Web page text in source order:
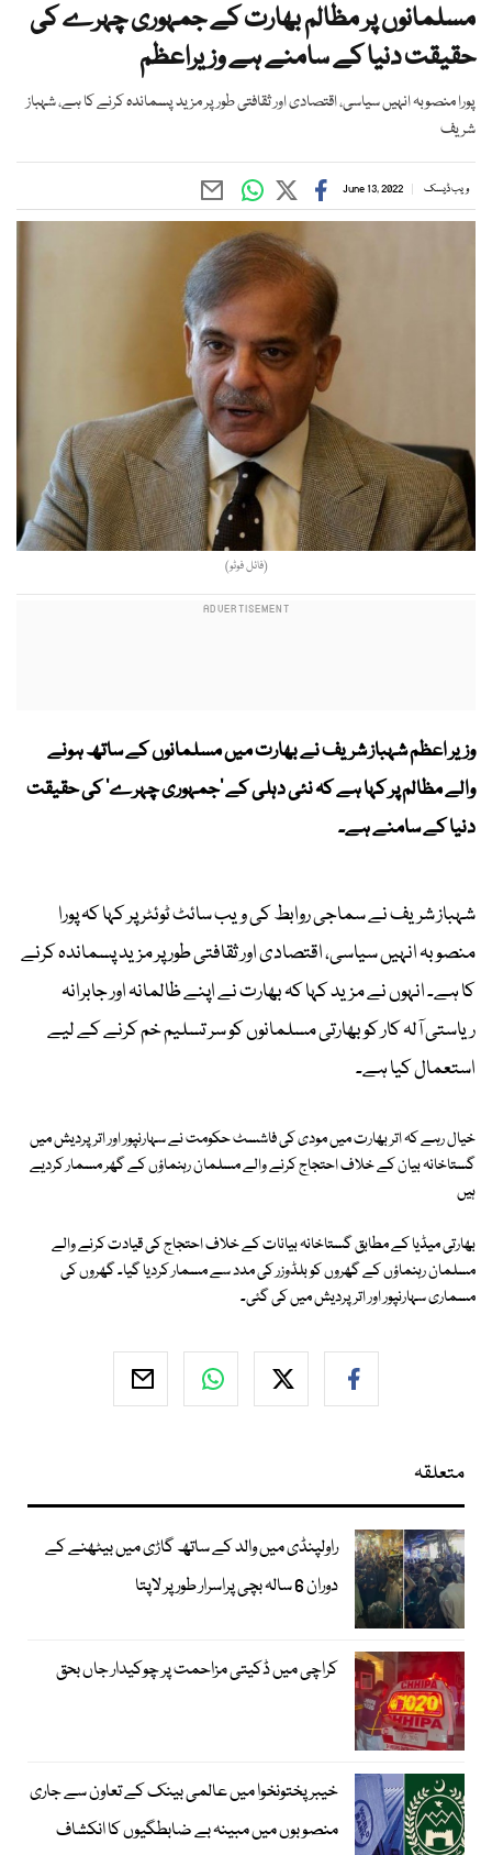
مسلمانوں پر مظالم بھارت کے جمہوری چہرے کی
حقیقت دنیا کے سامنے ہے وزیراعظم
پورا منصوبہ انہیں سیاسی، اقتصادی اور ثقافتی طور پر مزید پسماندہ کرنے کا ہے، شہباز
شریف
ویب ڈیسک June 13, 2022
(فائل فوٹو)
وزیر اعظم شہباز شریف نے بھارت میں مسلمانوں کے ساتھ ہونے
والے مظالم پر کہا ہے کہ نئی دہلی کے 'جمہوری چہرے' کی حقیقت
دنیا کے سامنے ہے۔
شہباز شریف نے سماجی روابط کی ویب سائٹ ٹوئٹر پر کہا کہ پورا
منصوبہ انہیں سیاسی، اقتصادی اور ثقافتی طور پر مزید پسماندہ کرنے
کا ہے۔ انہوں نے مزید کہا کہ بھارت نے اپنے ظالمانہ اور جابرانہ
ریاستی آلہ کار کو بھارتی مسلمانوں کو سر تسلیم خم کرنے کے لیے
استعمال کیا ہے۔
خیال رہے کہ اتر بھارت میں مودی کی فاشسٹ حکومت نے سہارنپور اور اترپردیش میں
گستاخانہ بیان کے خلاف احتجاج کرنے والے مسلمان رہنماؤں کے گھر مسمار کردیے
ہیں
بھارتی میڈیا کے مطابق گستاخانہ بیانات کے خلاف احتجاج کی قیادت کرنے والے
مسلمان رہنماؤں کے گھروں کو بلڈوزر کی مدد سے مسمار کردیا گیا۔ گھروں کی
مسماری سہارنپور اور اترپردیش میں کی گئی۔
متعلقہ
راولپنڈی میں والد کے ساتھ گاڑی میں بیٹھنے کے
دوران 6 سالہ بچی پراسرار طور پر لاپتا
کراچی میں ڈکیتی مزاحمت پر چوکیدار جاں بحق
خیبرپختونخوا میں عالمی بینک کے تعاون سے جاری
منصوبوں میں مبینہ بے ضابطگیوں کا انکشاف